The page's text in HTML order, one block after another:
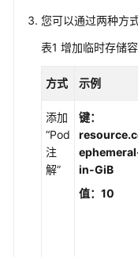
负
载
镜
缓
存
网
您可以通过两种方
表1 增加临时存储
方式 示例
添加
“Pod
注
解”
键：
in-GiB
值：10